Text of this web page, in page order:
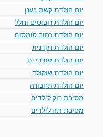
יום הולדת קשת בענן
יום הולדת רובוטים וחלל
יום הולדת רחוב סומסום
יום הולדת רקדנית
יום הולדת שודדי ים
יום הולדת שוקולד
יום הולדת תחבורה
מסיבת רוק לילדים
מסיבת תה לילדים